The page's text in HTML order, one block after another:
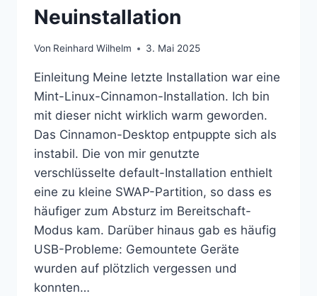
Neuinstallation
Von Reinhard Wilhelm 3. Mai 2025
Einleitung Meine letzte Installation war eine
Mint-Linux-Cinnamon-Installation. Ich bin
mit dieser nicht wirklich warm geworden.
Das Cinnamon-Desktop entpuppte sich als
instabil. Die von mir genutzte
verschlüsselte default-Installation enthielt
eine zu kleine SWAP-Partition, so dass es
häufiger zum Absturz im Bereitschaft-
Modus kam. Darüber hinaus gab es häufig
USB-Probleme: Gemountete Geräte
wurden auf plötzlich vergessen und
konnten…